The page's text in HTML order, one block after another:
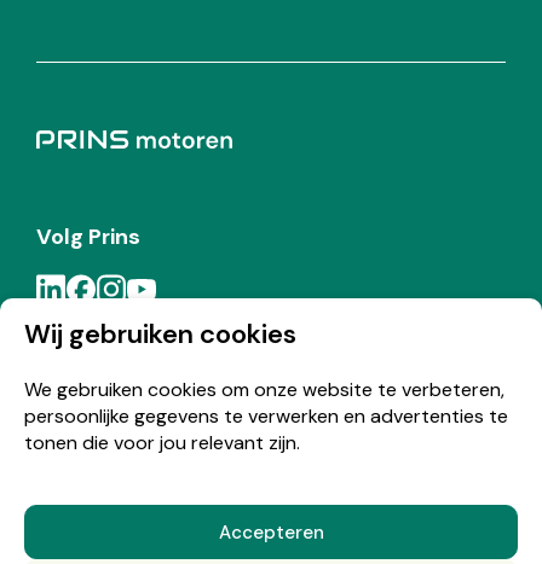
Wij gebruiken cookies
We gebruiken cookies om onze website te verbeteren,
persoonlijke gegevens te verwerken en advertenties te
tonen die voor jou relevant zijn.
Accepteren
Volg Prins
Meld je aan voor de Prins nieuwsbrief
© Copyright 2026 Prins